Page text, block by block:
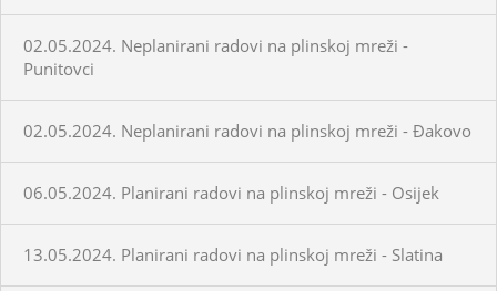
02.05.2024. Neplanirani radovi na plinskoj mreži -
Punitovci
02.05.2024. Neplanirani radovi na plinskoj mreži - Đakovo
06.05.2024. Planirani radovi na plinskoj mreži - Osijek
13.05.2024. Planirani radovi na plinskoj mreži - Slatina